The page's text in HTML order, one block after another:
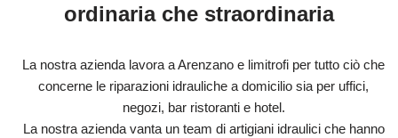
ordinaria che straordinaria
La nostra azienda lavora a Arenzano e limitrofi per tutto ciò che
concerne le riparazioni idrauliche a domicilio sia per uffici,
negozi, bar ristoranti e hotel.
La nostra azienda vanta un team di artigiani idraulici che hanno